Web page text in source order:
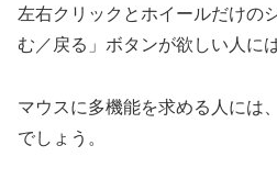
左右クリックとホイールだけの
む／戻る」ボタンが欲しい人に
マウスに多機能を求める人には
でしょう。